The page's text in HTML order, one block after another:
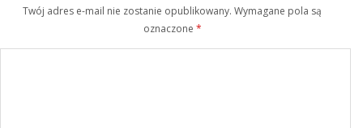
Twój adres e-mail nie zostanie opublikowany. Wymagane pola są
oznaczone *